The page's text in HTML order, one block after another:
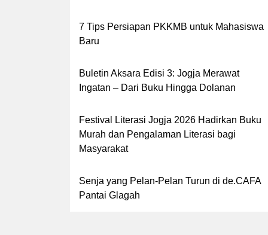
7 Tips Persiapan PKKMB untuk Mahasiswa
Baru
Buletin Aksara Edisi 3: Jogja Merawat
Ingatan – Dari Buku Hingga Dolanan
Festival Literasi Jogja 2026 Hadirkan Buku
Murah dan Pengalaman Literasi bagi
Masyarakat
Senja yang Pelan-Pelan Turun di de.CAFA
Pantai Glagah